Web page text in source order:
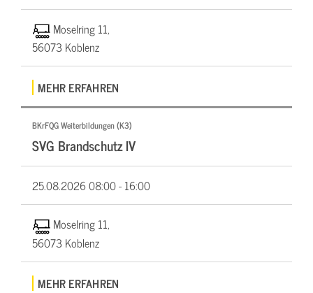
Moselring 11,
56073 Koblenz
MEHR ERFAHREN
BKrFQG Weiterbildungen (K3)
SVG Brandschutz IV
25.08.202608:00 - 16:00
Moselring 11,
56073 Koblenz
MEHR ERFAHREN